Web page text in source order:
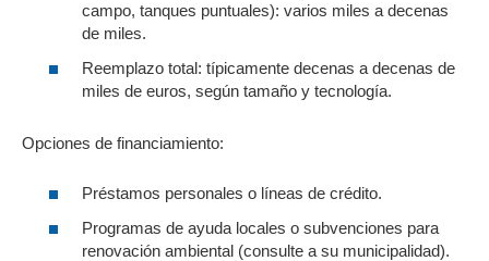
campo, tanques puntuales): varios miles a decenas
de miles.
Reemplazo total: típicamente decenas a decenas de
miles de euros, según tamaño y tecnología.
Opciones de financiamiento:
Préstamos personales o líneas de crédito.
Programas de ayuda locales o subvenciones para
renovación ambiental (consulte a su municipalidad).